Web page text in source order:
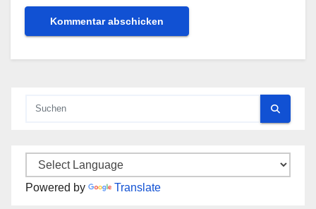
Powered by Translate